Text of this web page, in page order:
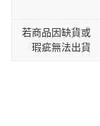
若商品因缺貨或
瑕疵無法出貨